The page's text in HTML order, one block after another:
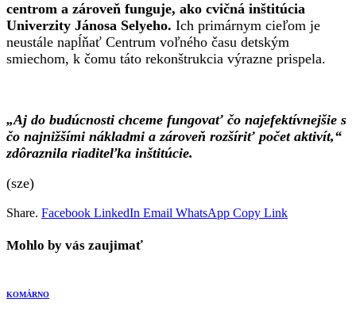
centrom a zároveň funguje, ako cvičná inštitúcia
Univerzity Jánosa Selyeho. Ich primárnym cieľom je
neustále napĺňať Centrum voľného času detským
smiechom, k čomu táto rekonštrukcia výrazne prispela.
„Aj do budúcnosti chceme fungovať čo najefektívnejšie s
čo najnižšími nákladmi a zároveň rozšíriť počet aktivít,“
zdôraznila riaditeľka inštitúcie.
(sze)
Share. Facebook LinkedIn Email WhatsApp Copy Link
Mohlo by vás zaujimať
KOMÁRNO